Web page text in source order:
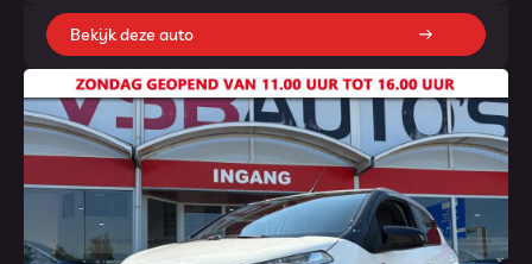
Bekijk deze auto